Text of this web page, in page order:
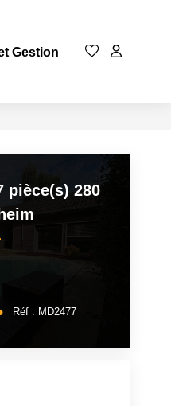
Gestion
pièce(s) 280
Réf : MD2477